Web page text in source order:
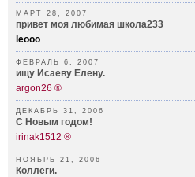
МАРТ 28, 2007
привет моя любимая школа233
leooo
ФЕВРАЛЬ 6, 2007
ищу Исаеву Елену.
argon26 ®
ДЕКАБРЬ 31, 2006
С Новым годом!
irinak1512 ®
НОЯБРЬ 21, 2006
Коллеги.